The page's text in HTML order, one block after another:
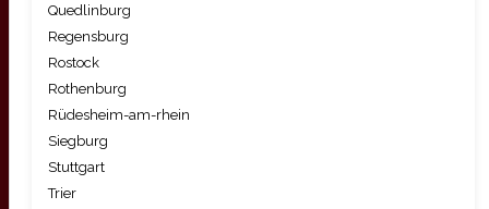
Quedlinburg
Regensburg
Rostock
Rothenburg
Rüdesheim-am-rhein
Siegburg
Stuttgart
Trier